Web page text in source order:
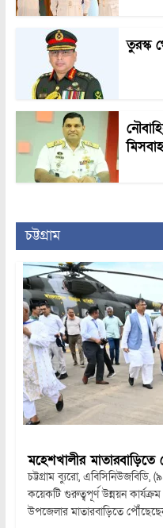
তুরস্ক
চট্টগ্রাম
মহেশখালীর মাতারবাড়িতে
চট্টগ্রাম ব্যুরো,
কয়েকটি গুরুত্বপূর্ণ উন্নয়ন
উপজেলার মাতারবাড়িতে পৌঁছেছেন